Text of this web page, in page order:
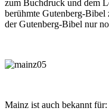
zum Buchdruck und dem
berühmte Gutenberg-Bibel
der Gutenberg-Bibel nur
Mainz ist auch bekannt für: